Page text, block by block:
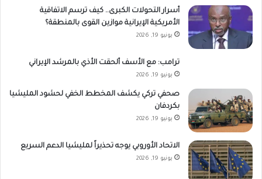
أسرار التحولات الكبرى.. كيف ترسم الاتفاقية
الأمريكية الإيرانية موازين القوى بالمنطقة؟
يونيو 19, 2026
ترامب: مع الأسف ألحقت الأذي بالمرشد الإيراني
يونيو 19, 2026
صحفي تركي يكشف المخطط الخفي لحشود المليشيا
بكردفان
يونيو 19, 2026
الاتحاد الأوروبي يوجه تحذيراً لمليشيا الدعم السريع
يونيو 19, 2026